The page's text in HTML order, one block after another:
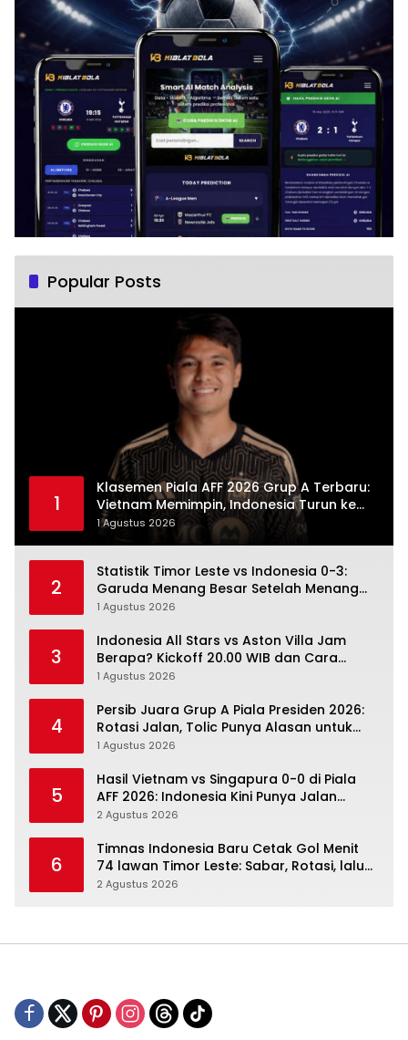
Popular Posts
1
Klasemen Piala AFF 2026 Grup A Terbaru:
Vietnam Memimpin, Indonesia Turun ke
Posisi Tiga
1 Agustus 2026
2
Statistik Timor Leste vs Indonesia 0-3:
Garuda Menang Besar Setelah Menang
Angka Lebih Dulu
1 Agustus 2026
3
Indonesia All Stars vs Aston Villa Jam
Berapa? Kickoff 20.00 WIB dan Cara
Nonton Resminya
1 Agustus 2026
4
Persib Juara Grup A Piala Presiden 2026:
Rotasi Jalan, Tolic Punya Alasan untuk
Percaya
1 Agustus 2026
5
Hasil Vietnam vs Singapura 0-0 di Piala
AFF 2026: Indonesia Kini Punya Jalan
Terbuka
2 Agustus 2026
6
Timnas Indonesia Baru Cetak Gol Menit
74 lawan Timor Leste: Sabar, Rotasi, lalu
Pecah
2 Agustus 2026